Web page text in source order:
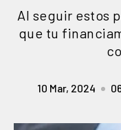
Al seguir estos
que tu
10 Mar, 2024